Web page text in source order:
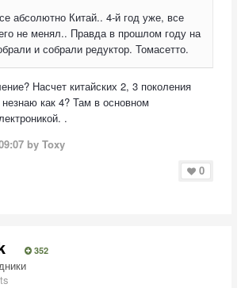
абсолютно Китай.. 4-й год уже, все
не менял.. Правда в прошлом году на
и собрали редуктор. Томасетто.
Насчет китайских 2, 3 поколения
незнаю как 4? Там в основном
.
by Toxy
0
352